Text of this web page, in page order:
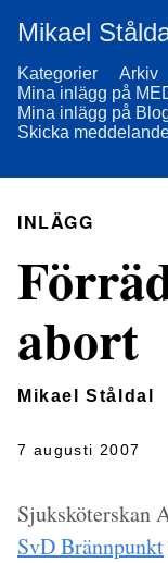
Mikael
Kategorier Arkiv
Mina inlägg på
Mina inlägg på
Skicka
INLÄGG
abort
Mikael Ståldal
7 augusti 2007
Sjuksköterskan
SvD Brännpunkt